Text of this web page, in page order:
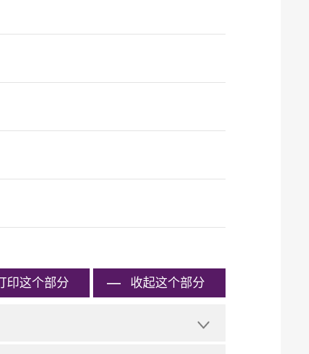
印这个部分 收起这个部分